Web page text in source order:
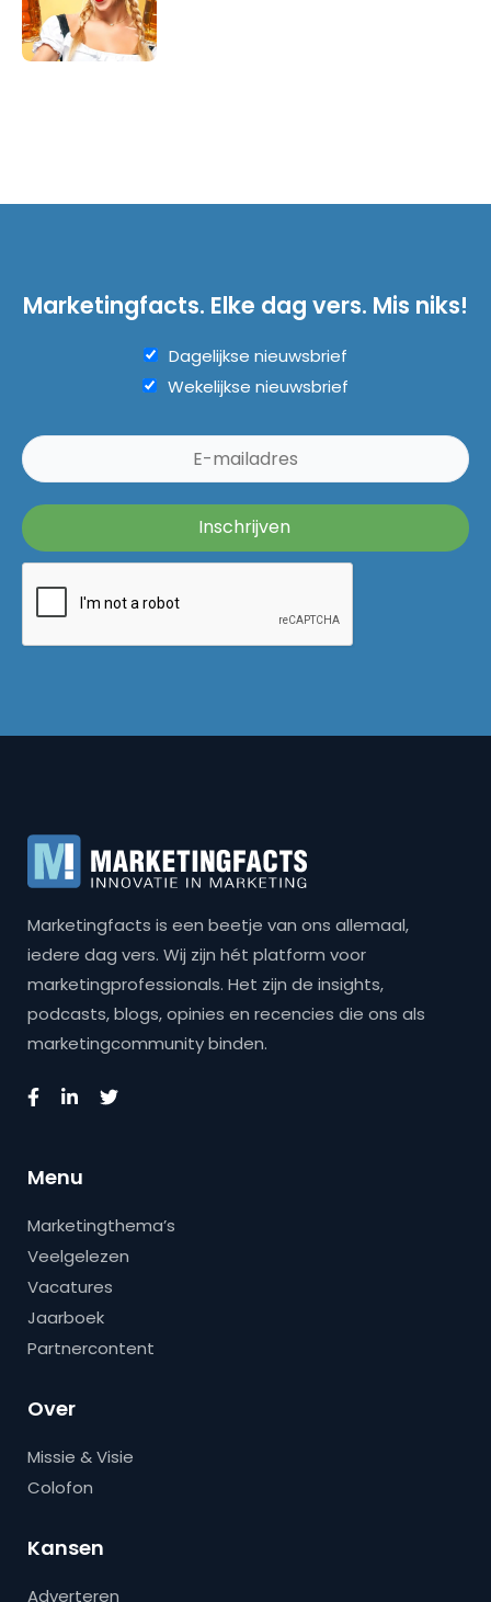
Marketingfacts. Elke dag vers. Mis niks!
Dagelijkse nieuwsbrief
Wekelijkse nieuwsbrief
Marketingfacts is een beetje van ons allemaal,
iedere dag vers. Wij zijn hét platform voor
marketingprofessionals. Het zijn de insights,
podcasts, blogs, opinies en recencies die ons als
marketingcommunity binden.
Menu
Marketingthema’s
Veelgelezen
Vacatures
Jaarboek
Partnercontent
Over
Missie & Visie
Colofon
Kansen
Adverteren